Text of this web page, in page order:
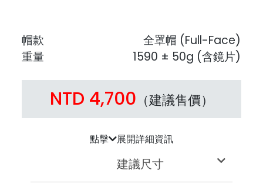
帽款
全罩帽 (Full-Face)
重量
1590 ± 50g (含鏡片)
NTD 4,700 （建議售價）
點擊 展開詳細資訊
建議尺寸